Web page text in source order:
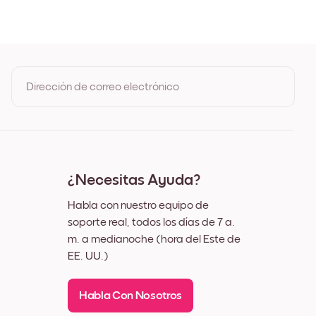
Dirección de correo electrónico
¿Necesitas Ayuda?
Habla con nuestro equipo de
soporte real, todos los días de 7 a.
m. a medianoche (hora del Este de
EE. UU.)
Habla Con Nosotros